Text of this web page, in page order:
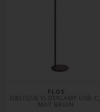
FLOS
OBLIQUE VLOERLAMP USB-C,
MAT BRUIN